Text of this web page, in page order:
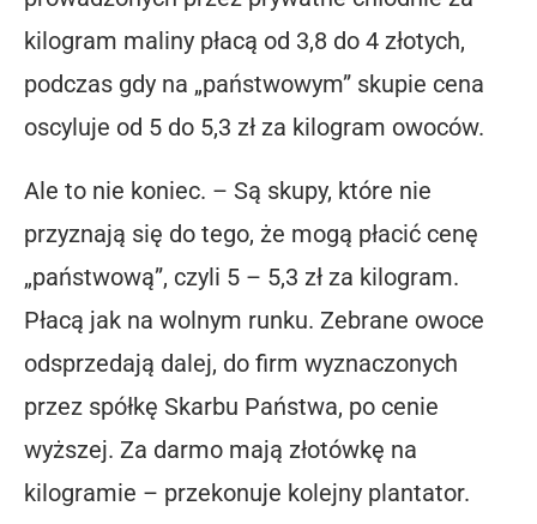
kilogram maliny płacą od 3,8 do 4 złotych,
podczas gdy na „państwowym” skupie cena
oscyluje od 5 do 5,3 zł za kilogram owoców.
Ale to nie koniec. – Są skupy, które nie
przyznają się do tego, że mogą płacić cenę
„państwową”, czyli 5 – 5,3 zł za kilogram.
Płacą jak na wolnym runku. Zebrane owoce
odsprzedają dalej, do firm wyznaczonych
przez spółkę Skarbu Państwa, po cenie
wyższej. Za darmo mają złotówkę na
kilogramie – przekonuje kolejny plantator.